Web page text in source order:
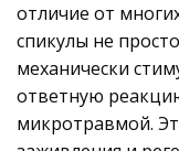
отличие от
спикулы не
механически
ответную
микротравмой.